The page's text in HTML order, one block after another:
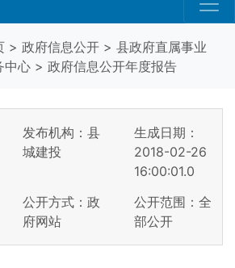
> 政府信息公开 > 县政府直属事业
中心 > 政府信息公开年度报告
发布机构：县
城建投
生成日期：
2018-02-26
16:00:01.0
公开方式：政
府网站
公开范围：全
部公开